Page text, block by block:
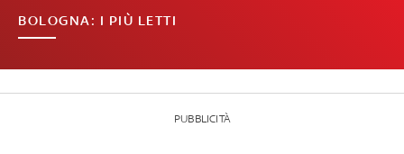
BOLOGNA: I PIÙ LETTI
PUBBLICITÀ